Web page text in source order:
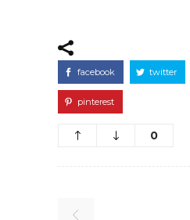
facebook twitter
pinterest
0